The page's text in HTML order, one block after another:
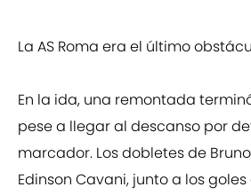
La AS Roma era el último
En la ida, una remontada
pese a llegar al descanso por
marcador. Los dobletes de
Edinson Cavani, junto a los